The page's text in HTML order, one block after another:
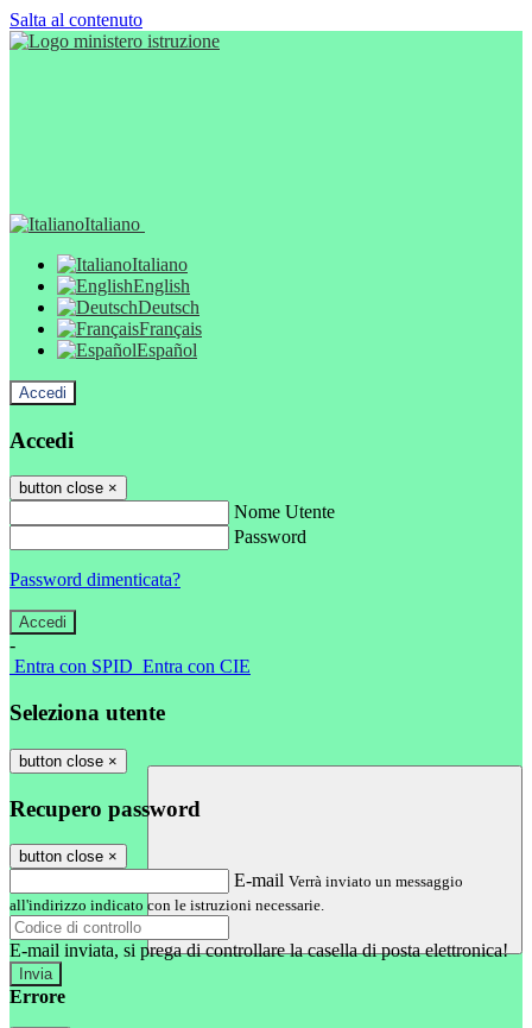
Salta al contenuto
Italiano
Italiano
English
Deutsch
Français
Español
Accedi
Accedi
button close ×
Nome Utente
Password
Password dimenticata?
-
Entra con SPID Entra con CIE
Seleziona utente
button close ×
Recupero password
button close ×
E-mail Verrà inviato un messaggio
all'indirizzo indicato con le istruzioni necessarie.
E-mail inviata, si prega di controllare la casella di posta elettronica!
Errore